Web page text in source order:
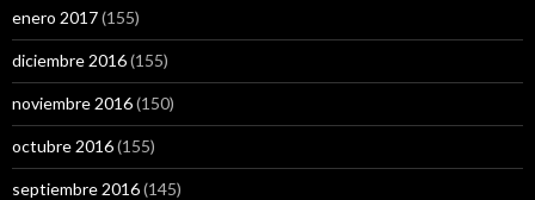
enero 2017(155)
diciembre 2016(155)
noviembre 2016(150)
octubre 2016(155)
septiembre 2016(145)